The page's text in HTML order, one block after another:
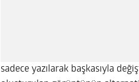
sadece yazılarak başkasıyla